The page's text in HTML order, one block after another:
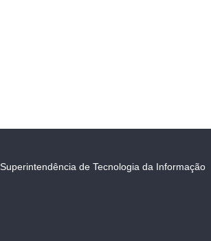
Superintendência de Tecnologia da Informação